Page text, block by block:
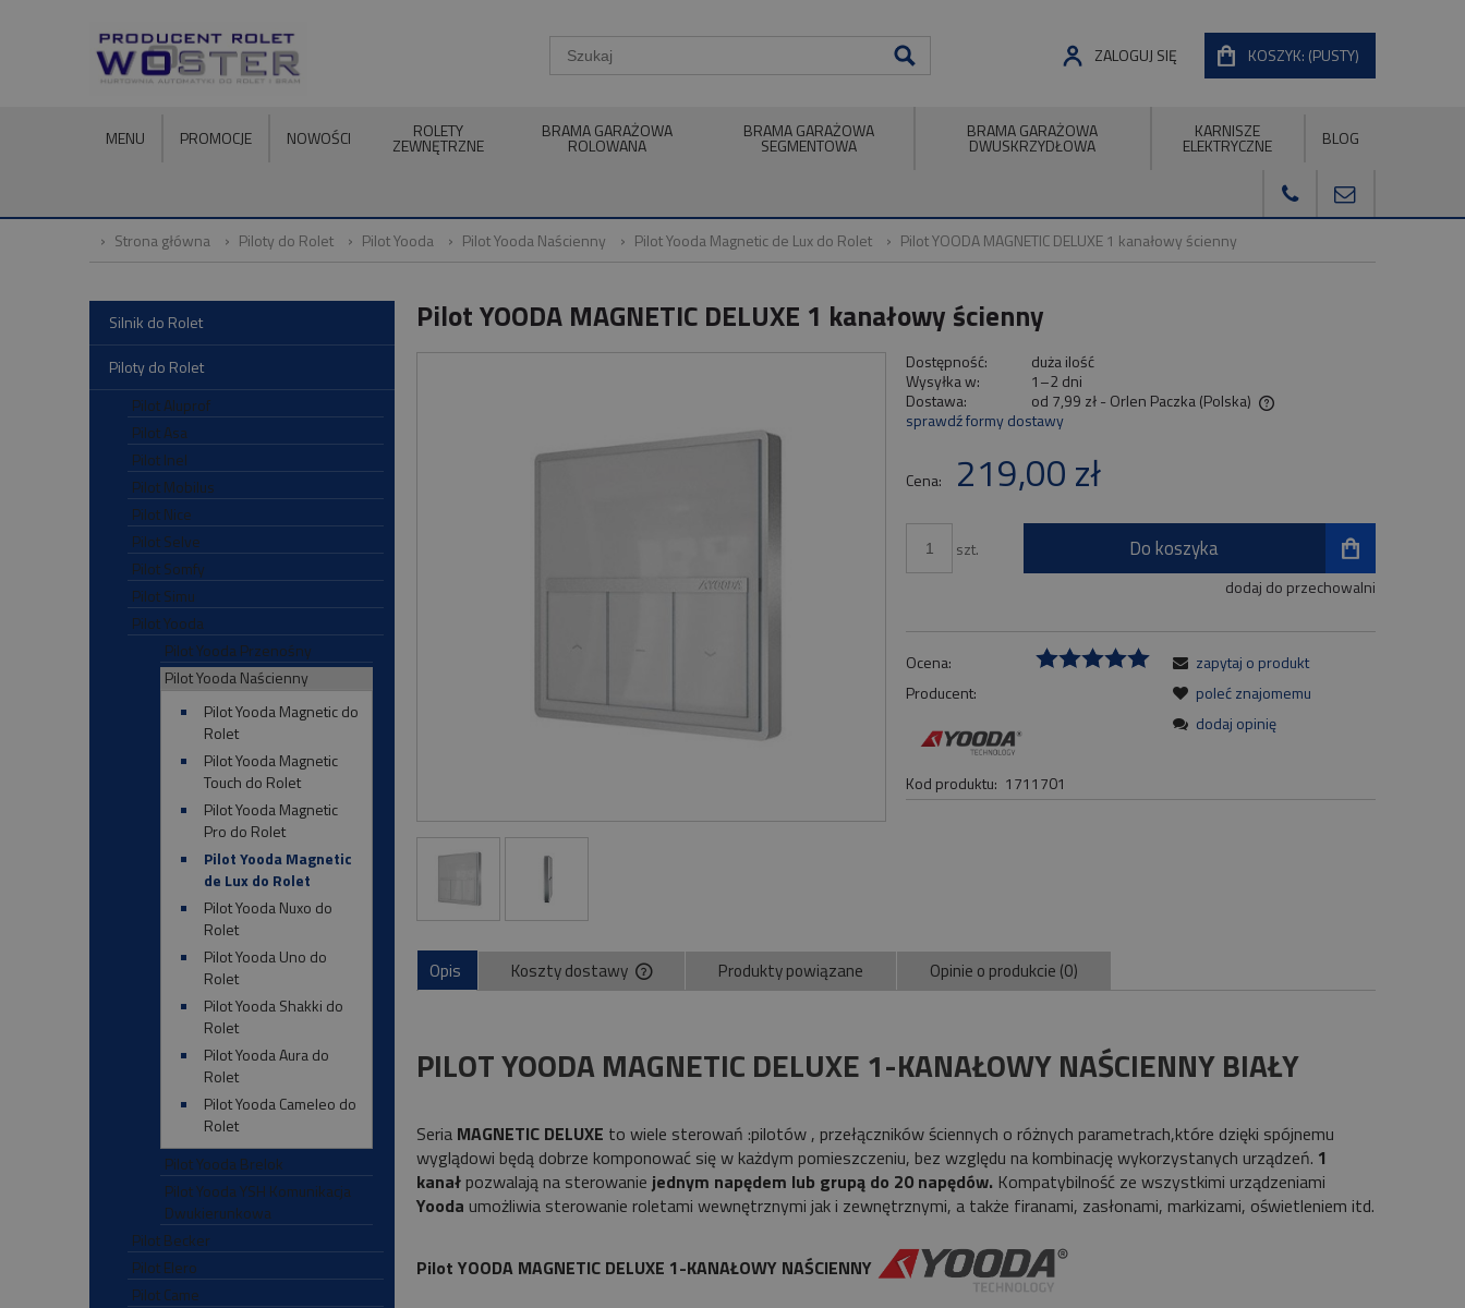
KOSZYK: (PUSTY)
ZALOGUJ SIĘ
MENU PROMOCJE NOWOŚCI ROLETY
ZEWNĘTRZNE
BRAMA GARAŻOWA
ROLOWANA
BRAMA GARAŻOWA
SEGMENTOWA
BRAMA GARAŻOWA
DWUSKRZYDŁOWA
KARNISZE
ELEKTRYCZNE BLOG
Strona główna Piloty do Rolet Pilot Yooda Pilot Yooda Naścienny Pilot Yooda Magnetic de Lux do Rolet Pilot YOODA MAGNETIC DELUXE 1 kanałowy ścienny
Silnik do Rolet
Piloty do Rolet
Pilot Aluprof
Pilot Asa
Pilot Inel
Pilot Mobilus
Pilot Nice
Pilot Selve
Pilot Somfy
Pilot Simu
Pilot Yooda
Pilot Yooda Przenośny
Pilot Yooda Naścienny
Pilot Yooda Magnetic do
Rolet
Pilot Yooda Magnetic
Touch do Rolet
Pilot Yooda Magnetic
Pro do Rolet
Pilot Yooda Magnetic
de Lux do Rolet
Pilot Yooda Nuxo do
Rolet
Pilot Yooda Uno do
Rolet
Pilot Yooda Shakki do
Rolet
Pilot Yooda Aura do
Rolet
Pilot Yooda Cameleo do
Rolet
Pilot Yooda Brelok
Pilot Yooda YSH Komunikacja
Dwukierunkowa
Pilot Becker
Pilot Elero
Pilot Came
Pilot YOODA MAGNETIC DELUXE 1 kanałowy ścienny
Dostępność:
duża ilość
Wysyłka w:
1–2 dni
Dostawa:
od 7,99 zł- Orlen Paczka(Polska)
płatności
sprawdź formy dostawy
Cena: 219,00 zł
szt. Do koszyka
dodaj do przechowalni
Ocena:
Producent:
Kod produktu: 1711701
zapytaj o produkt
poleć znajomemu
dodaj opinię
Opis Koszty dostawy Produkty powiązane Opinie o produkcie (0)
PILOT YOODA MAGNETIC DELUXE 1-KANAŁOWY NAŚCIENNY BIAŁY
Seria MAGNETIC DELUXE to wiele sterowań :pilotów , przełączników ściennych o różnych parametrach,które dzięki spójnemu
wyglądowi będą dobrze komponować się w każdym pomieszczeniu, bez względu na kombinację wykorzystanych urządzeń. 1
kanał pozwalają na sterowanie jednym napędem lub grupą do 20 napędów. Kompatybilność ze wszystkimi urządzeniami
Yooda umożliwia sterowanie roletami wewnętrznymi jak i zewnętrznymi, a także firanami, zasłonami, markizami, oświetleniem itd.
Pilot YOODA MAGNETIC DELUXE 1-KANAŁOWY NAŚCIENNY